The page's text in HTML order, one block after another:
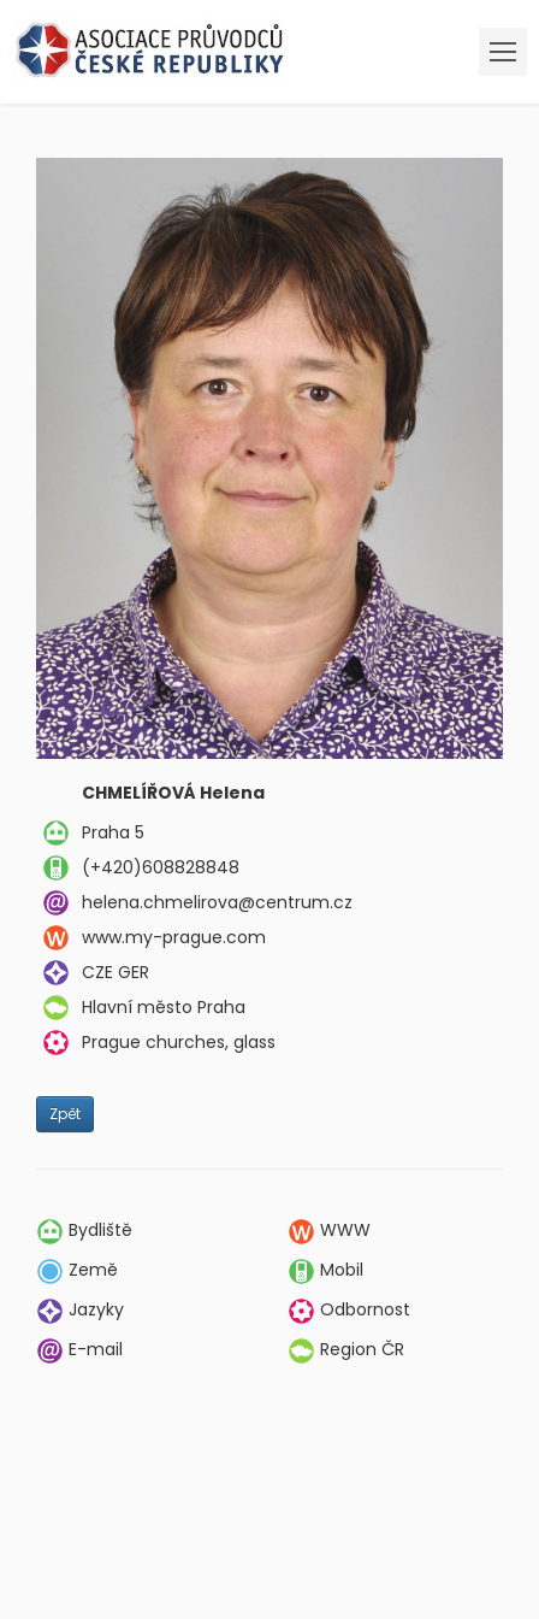
CHMELÍŘOVÁ Helena
Praha 5
(+420)608828848
helena.chmelirova@centrum.cz
www.my-prague.com
CZE GER
Hlavní město Praha
Prague churches, glass
Zpět
Bydliště
WWW
Země
Mobil
Jazyky
Odbornost
E-mail
Region ČR